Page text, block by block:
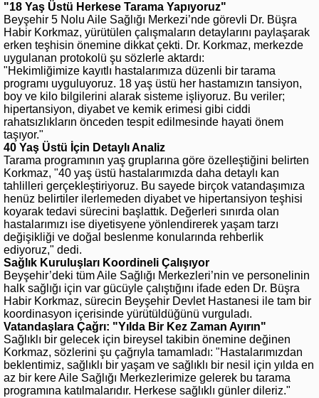
"18 Yaş Üstü Herkese Tarama Yapıyoruz"
Beyşehir 5 Nolu Aile Sağlığı Merkezi’nde görevli Dr. Büşra
Habir Korkmaz, yürütülen çalışmaların detaylarını paylaşarak
erken teşhisin önemine dikkat çekti. Dr. Korkmaz, merkezde
uygulanan protokolü şu sözlerle aktardı:
"Hekimliğimize kayıtlı hastalarımıza düzenli bir tarama
programı uyguluyoruz. 18 yaş üstü her hastamızın tansiyon,
boy ve kilo bilgilerini alarak sisteme işliyoruz. Bu veriler;
hipertansiyon, diyabet ve kemik erimesi gibi ciddi
rahatsızlıkların önceden tespit edilmesinde hayati önem
taşıyor."
40 Yaş Üstü İçin Detaylı Analiz
Tarama programının yaş gruplarına göre özelleştiğini belirten
Korkmaz, "40 yaş üstü hastalarımızda daha detaylı kan
tahlilleri gerçekleştiriyoruz. Bu sayede birçok vatandaşımıza
henüz belirtiler ilerlemeden diyabet ve hipertansiyon teşhisi
koyarak tedavi sürecini başlattık. Değerleri sınırda olan
hastalarımızı ise diyetisyene yönlendirerek yaşam tarzı
değişikliği ve doğal beslenme konularında rehberlik
ediyoruz," dedi.
Sağlık Kuruluşları Koordineli Çalışıyor
Beyşehir’deki tüm Aile Sağlığı Merkezleri’nin ve personelinin
halk sağlığı için var gücüyle çalıştığını ifade eden Dr. Büşra
Habir Korkmaz, sürecin Beyşehir Devlet Hastanesi ile tam bir
koordinasyon içerisinde yürütüldüğünü vurguladı.
Vatandaşlara Çağrı: "Yılda Bir Kez Zaman Ayırın"
Sağlıklı bir gelecek için bireysel takibin önemine değinen
Korkmaz, sözlerini şu çağrıyla tamamladı: "Hastalarımızdan
beklentimiz, sağlıklı bir yaşam ve sağlıklı bir nesil için yılda en
az bir kere Aile Sağlığı Merkezlerimize gelerek bu tarama
programına katılmalarıdır. Herkese sağlıklı günler dileriz."